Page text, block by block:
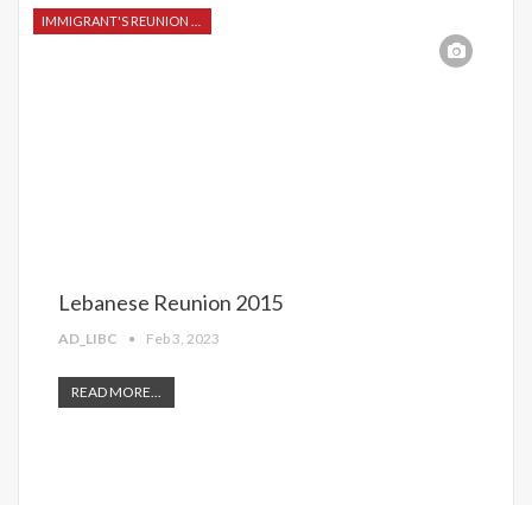
Lebanese Reunion 2015
AD_LIBC Feb 3, 2023
READ MORE...